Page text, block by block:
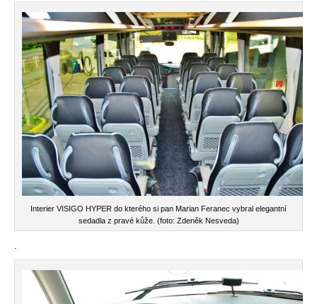
Interier VISIGO HYPER do kterého si pan Marian Feranec vybral elegantní
sedadla z pravé kůže. (foto: Zdeněk Nesveda)
.